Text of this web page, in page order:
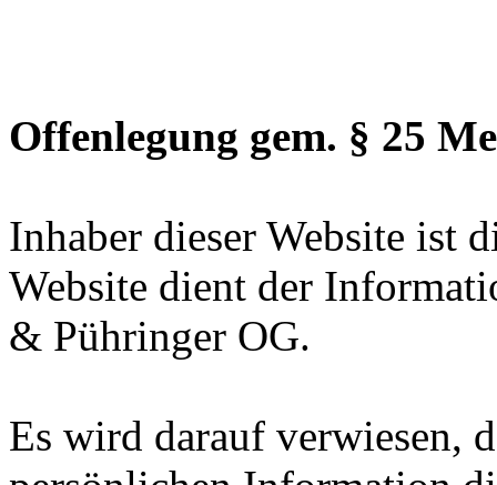
Offenlegung gem. § 25
Inhaber dieser Website ist
Website dient der
& Pühringer OG.
Es wird darauf verwiesen,